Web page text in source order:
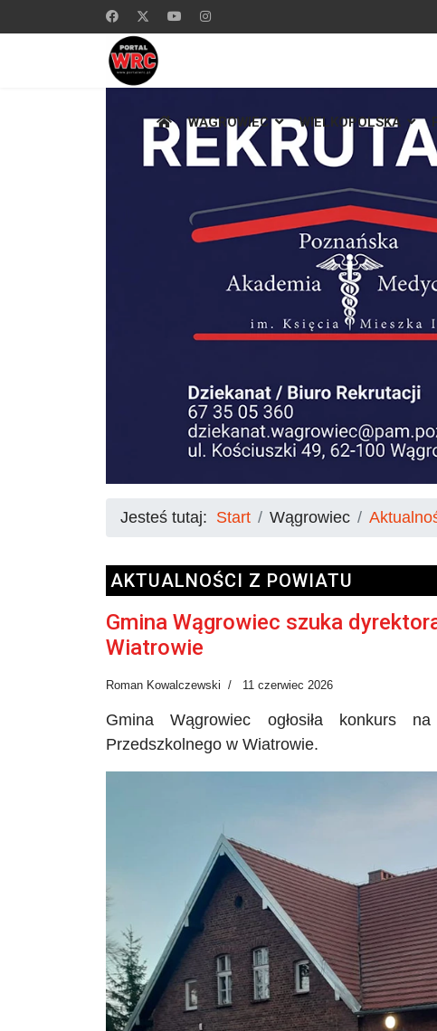
WĄGROWIEC WIELKOPOLSKA
Jesteś tutaj: Start Wągrowiec
AKTUALNOŚCI Z POWIATU
Gmina Wągrowiec szuka
Wiatrowie
Roman Kowalczewski 11 czerwiec 2026
Gmina Wągrowiec ogłosiła konkurs
Przedszkolnego w Wiatrowie.